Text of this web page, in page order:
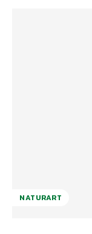
NATURART